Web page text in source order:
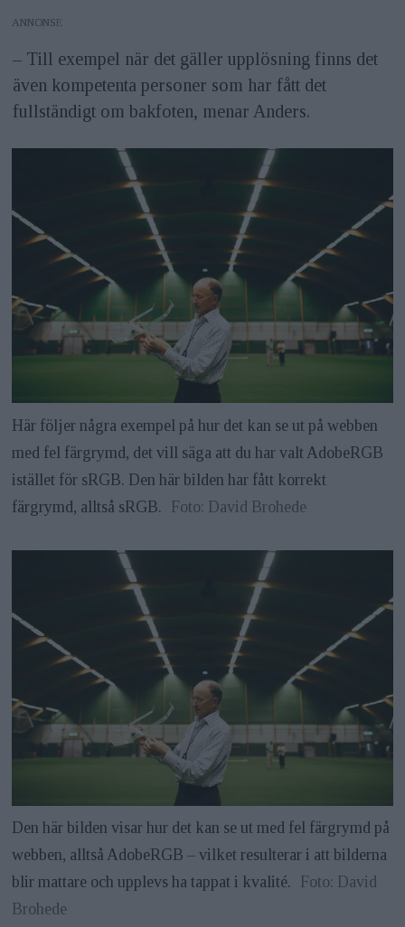
ANNONS
– Till exempel när det gäller upplösning finns det
även kompetenta personer som har fått det
fullständigt om bakfoten, menar Anders.
Här följer några exempel på hur det kan se ut på webben
med fel färgrymd, det vill säga att du har valt AdobeRGB
istället för sRGB. Den här bilden har fått korrekt
färgrymd, alltså sRGB. Foto: David Brohede
Den här bilden visar hur det kan se ut med fel färgrymd på
webben, alltså AdobeRGB – vilket resulterar i att bilderna
blir mattare och upplevs ha tappat i kvalité. Foto: David
Brohede